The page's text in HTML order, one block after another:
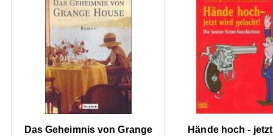
Das Geheimnis von Grange
Hände hoch -